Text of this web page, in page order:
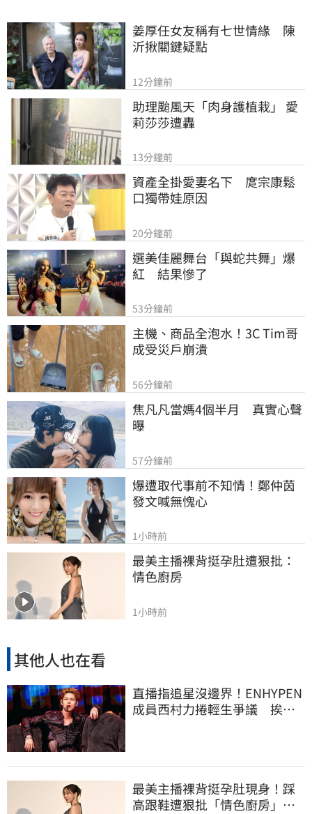
姜厚任女友稱有七世情緣　陳
沂揪關鍵疑點
12分鐘前
助理颱風天「肉身護植栽」 愛
莉莎莎遭轟
13分鐘前
資產全掛愛妻名下　庹宗康鬆
口獨帶娃原因
20分鐘前
選美佳麗舞台「與蛇共舞」爆
紅　結果慘了
53分鐘前
主機、商品全泡水！3C Tim哥
成受災戶崩潰
56分鐘前
焦凡凡當媽4個半月　真實心聲
曝
57分鐘前
爆遭取代事前不知情！鄭仲茵
發文喊無愧心
1小時前
最美主播裸背挺孕肚遭狠批：
情色廚房
1小時前
其他人也在看
直播指追星沒邊界！ENHYPEN
成員西村力捲輕生爭議 挨
最美主播裸背挺孕肚現身！踩
高跟鞋遭狠批「情色廚房」：